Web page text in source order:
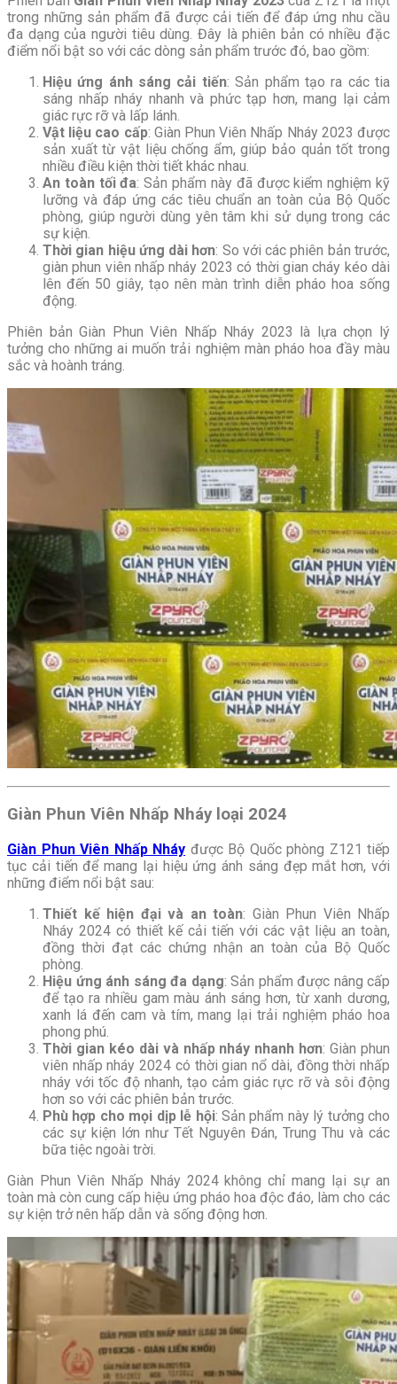
trong những sản phẩm đã được cải tiến để đáp ứng nhu cầu
đa dạng của người tiêu dùng. Đây là phiên bản có nhiều đặc
điểm nổi bật so với các dòng sản phẩm trước đó, bao gồm:
Hiệu ứng ánh sáng cải tiến: Sản phẩm tạo ra các tia
sáng nhấp nháy nhanh và phức tạp hơn, mang lại cảm
giác rực rỡ và lấp lánh.
Vật liệu cao cấp: Giàn Phun Viên Nhấp Nháy 2023 được
sản xuất từ vật liệu chống ẩm, giúp bảo quản tốt trong
nhiều điều kiện thời tiết khác nhau.
An toàn tối đa: Sản phẩm này đã được kiểm nghiệm kỹ
lưỡng và đáp ứng các tiêu chuẩn an toàn của Bộ Quốc
phòng, giúp người dùng yên tâm khi sử dụng trong các
sự kiện.
Thời gian hiệu ứng dài hơn: So với các phiên bản trước,
giàn phun viên nhấp nháy 2023 có thời gian cháy kéo dài
lên đến 50 giây, tạo nên màn trình diễn pháo hoa sống
động.
Phiên bản Giàn Phun Viên Nhấp Nháy 2023 là lựa chọn lý
tưởng cho những ai muốn trải nghiệm màn pháo hoa đầy màu
sắc và hoành tráng.
Giàn Phun Viên Nhấp Nháy loại 2024
Giàn Phun Viên Nhấp Nháy được Bộ Quốc phòng Z121 tiếp
tục cải tiến để mang lại hiệu ứng ánh sáng đẹp mắt hơn, với
những điểm nổi bật sau:
Thiết kế hiện đại và an toàn: Giàn Phun Viên Nhấp
Nháy 2024 có thiết kế cải tiến với các vật liệu an toàn,
đồng thời đạt các chứng nhận an toàn của Bộ Quốc
phòng.
Hiệu ứng ánh sáng đa dạng: Sản phẩm được nâng cấp
để tạo ra nhiều gam màu ánh sáng hơn, từ xanh dương,
xanh lá đến cam và tím, mang lại trải nghiệm pháo hoa
phong phú.
Thời gian kéo dài và nhấp nháy nhanh hơn: Giàn phun
viên nhấp nháy 2024 có thời gian nổ dài, đồng thời nhấp
nháy với tốc độ nhanh, tạo cảm giác rực rỡ và sôi động
hơn so với các phiên bản trước.
Phù hợp cho mọi dịp lễ hội: Sản phẩm này lý tưởng cho
các sự kiện lớn như Tết Nguyên Đán, Trung Thu và các
bữa tiệc ngoài trời.
Giàn Phun Viên Nhấp Nháy 2024 không chỉ mang lại sự an
toàn mà còn cung cấp hiệu ứng pháo hoa độc đáo, làm cho các
sự kiện trở nên hấp dẫn và sống động hơn.